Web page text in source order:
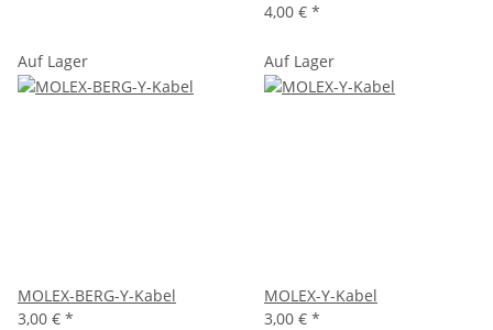
4,00 € *
Auf Lager
MOLEX-BERG-Y-Kabel
3,00 € *
Auf Lager
MOLEX-Y-Kabel
3,00 € *